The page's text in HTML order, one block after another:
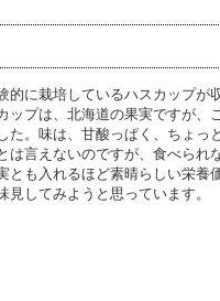
的に栽培しているハスカップが
ップは、北海道の果実ですが、
た。味は、甘酸っぱく、ちょっ
は言えないのですが、食べられ
とも入れるほど素晴らしい栄養
見してみようと思っています。